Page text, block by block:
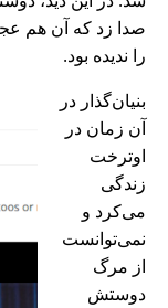
را ندیده بود.
بنیان‌گذار در
آن زمان در
اوترخت
زندگی
می‌کرد و
نمی‌توانست
از مرگ
دوستش